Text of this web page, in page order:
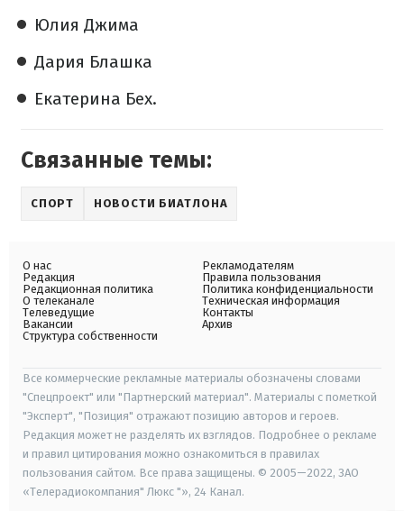
Юлия Джима
Дария Блашка
Екатерина Бех.
Связанные темы:
СПОРТ НОВОСТИ БИАТЛОНА
О нас
Редакция
Редакционная политика
О телеканале
Телеведущие
Вакансии
Структура собственности
Рекламодателям
Правила пользования
Политика конфиденциальности
Техническая информация
Контакты
Архив
Все коммерческие рекламные материалы обозначены словами
"Спецпроект" или "Партнерский материал". Материалы с пометкой
"Эксперт", "Позиция" отражают позицию авторов и героев.
Редакция может не разделять их взглядов. Подробнее о рекламе
и правил цитирования можно ознакомиться в правилах
пользования сайтом. Все права защищены. © 2005—2022, ЗАО
«Телерадиокомпания" Люкс "», 24 Канал.